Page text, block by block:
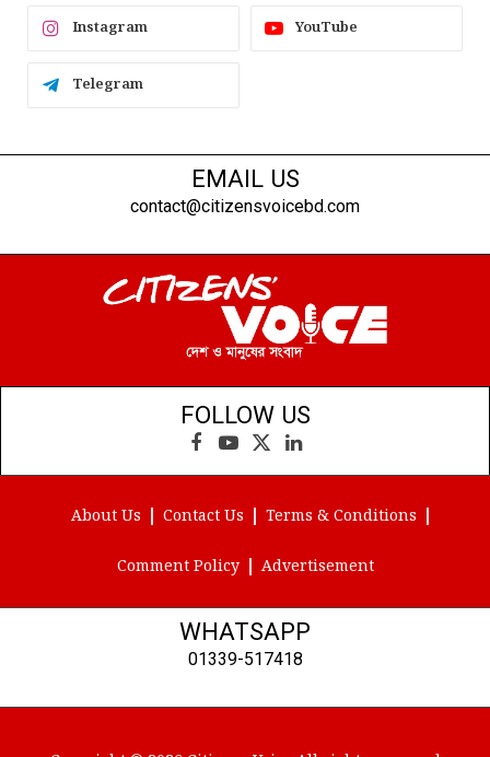
Instagram YouTube
Telegram
EMAIL US
contact@citizensvoicebd.com
FOLLOW US
Facebook
YouTube
X
(Twitter)
LinkedIn
About Us Contact Us Terms & Conditions
Comment Policy Advertisement
WHATSAPP
01339-517418